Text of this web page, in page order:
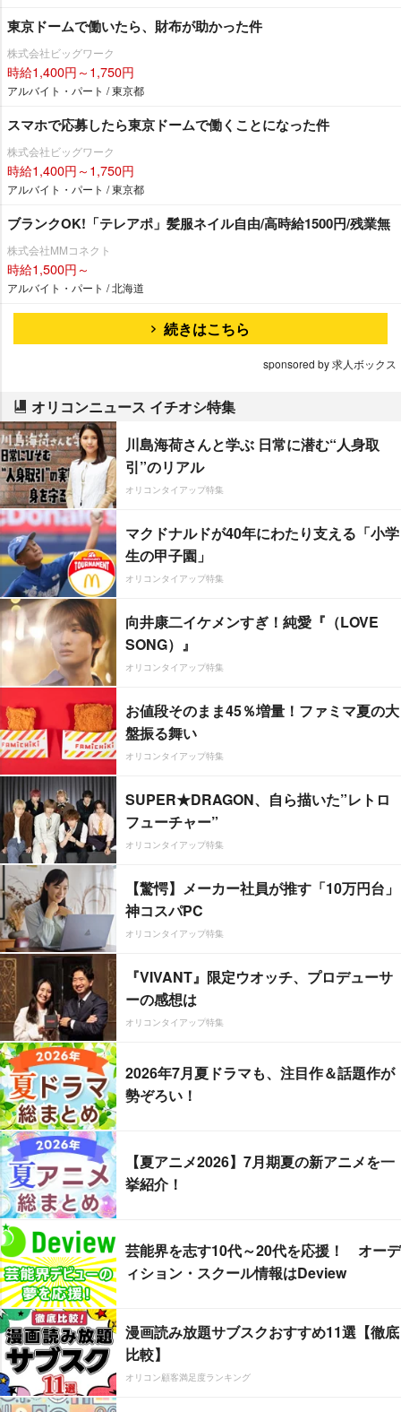
東京ドームで働いたら、財布が助かった件
株式会社ビッグワーク
時給1,400円～1,750円
アルバイト・パート / 東京都
スマホで応募したら東京ドームで働くことになった件
株式会社ビッグワーク
時給1,400円～1,750円
アルバイト・パート / 東京都
ブランクOK!「テレアポ」髪服ネイル自由/高時給1500円/残業無
株式会社MMコネクト
時給1,500円～
アルバイト・パート / 北海道
続きはこちら
sponsored by 求人ボックス
オリコンニュース イチオシ特集
川島海荷さんと学ぶ 日常に潜む“人身取
引”のリアル
オリコンタイアップ特集
マクドナルドが40年にわたり支える「小学
生の甲子園」
オリコンタイアップ特集
向井康二イケメンすぎ！純愛『（LOVE
SONG）』
オリコンタイアップ特集
お値段そのまま45％増量！ファミマ夏の大
盤振る舞い
オリコンタイアップ特集
SUPER★DRAGON、自ら描いた”レトロ
フューチャー”
オリコンタイアップ特集
【驚愕】メーカー社員が推す「10万円台」
神コスパPC
オリコンタイアップ特集
『VIVANT』限定ウオッチ、プロデューサ
ーの感想は
オリコンタイアップ特集
2026年7月夏ドラマも、注目作＆話題作が
勢ぞろい！
【夏アニメ2026】7月期夏の新アニメを一
挙紹介！
芸能界を志す10代～20代を応援！ オーデ
ィション・スクール情報はDeview
漫画読み放題サブスクおすすめ11選【徹底
比較】
オリコン顧客満足度ランキング